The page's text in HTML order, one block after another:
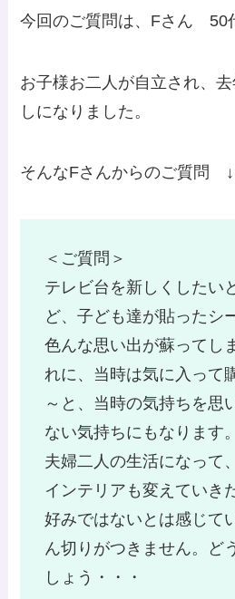
今回のご質問は、Fさん 50
お子様お二人が自立され、
しになりました。
そんなFさんからのご質問
＜ご質問＞
テレビ台を新しくしたい
ど、子ども達が貼ったシ
色んな思い出が蘇ってし
れに、当時は気に入って
～と、当時の気持ちを思
ない気持ちにもなります
夫婦二人の生活になって
インテリアも変えていき
好みではないとは感じて
ん切りがつきません。ど
しょう・・・